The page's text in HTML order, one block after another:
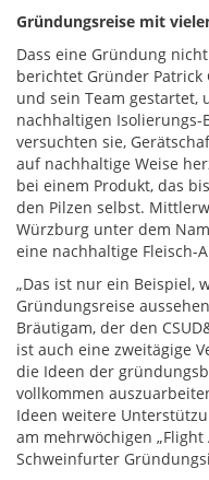
Gründungsreise mit
Dass eine Gründung
berichtet Gründer
und sein Team gestartet,
nachhaltigen Isolierungs-
versuchten sie,
auf nachhaltige Weise
bei einem Produkt, das
den Pilzen selbst.
Würzburg unter dem
eine nachhaltige Fleisch-
„Das ist nur ein Beispiel,
Gründungsreise
Bräutigam, der den
ist auch eine zweitägige
die Ideen der
vollkommen
Ideen weitere
am mehrwöchigen
Schweinfurter